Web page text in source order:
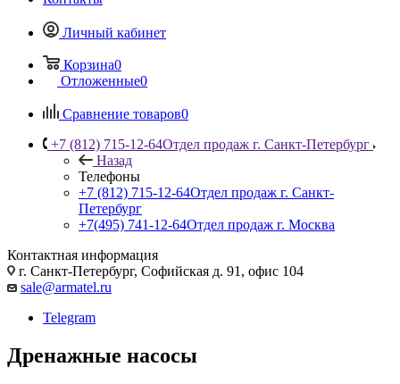
Личный кабинет
Корзина0
Отложенные0
Сравнение товаров0
+7 (812) 715-12-64Отдел продаж г. Санкт-Петербург
Назад
Телефоны
+7 (812) 715-12-64Отдел продаж г. Санкт-
Петербург
+7(495) 741-12-64Отдел продаж г. Москва
Контактная информация
г. Санкт-Петербург, Софийская д. 91, офис 104
sale@armatel.ru
Telegram
Дренажные насосы